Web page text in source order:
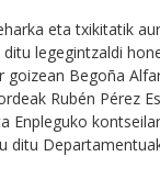
eta txikitatik
legegintzaldi
goizean Begoña
Rubén Pérez
Enpleguko
ditu